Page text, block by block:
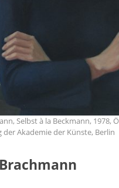
Selbst à la Beckmann, 1978,
Akademie der Künste, Berlin